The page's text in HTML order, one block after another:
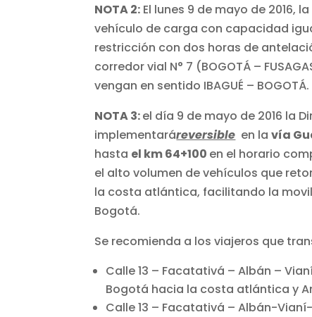
NOTA 2: El lunes 9 de mayo de 2016,
vehículo de carga con capacidad
restricción con dos horas de
corredor vial N° 7 (BOGOTÁ –
vengan en sentido IBAGUÉ – BOGOTÁ.
NOTA 3:el día 9 de mayo de 2016 la
implementaráreversible en lavía
hasta el km 64+100 en el horario
el alto volumen de vehículos que
la costa atlántica, facilitando la
Bogotá.
Se recomienda a los viajeros que
Calle 13 – Facatativá – Albán –
Bogotá hacia la costa atlántica y
Calle 13 – Facatativá – Albán-